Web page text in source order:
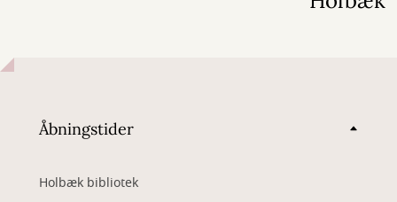
Åbningstider
Holbæk bibliotek